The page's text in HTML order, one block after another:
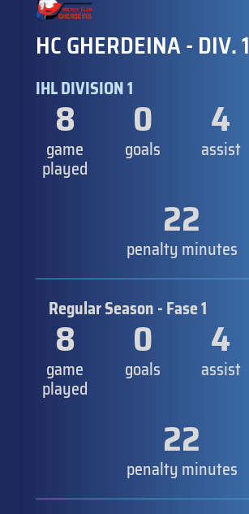
HC GHERDEINA - DIV. 1
IHL DIVISION 1
8
game
played
0
goals
4
assist
22
penalty minutes
Regular Season - Fase 1
8
game
played
0
goals
4
assist
22
penalty minutes